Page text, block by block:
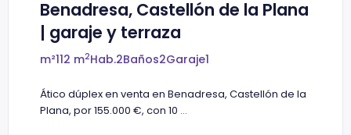
Benadresa, Castellón de la Plana
| garaje y terraza
m²112 m2Hab.2Baños2Garaje1
Ático dúplex en venta en Benadresa, Castellón de la
Plana, por 155.000 €, con 10 ...